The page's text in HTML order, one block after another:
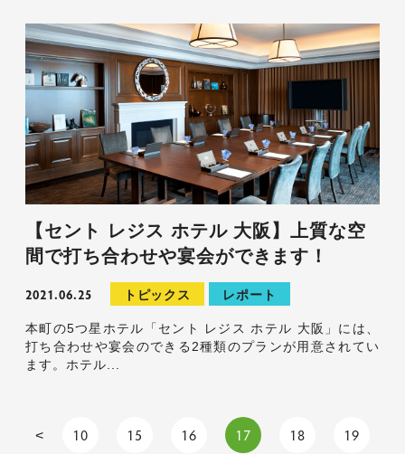
【セント レジス ホテル 大阪】上質な空
間で打ち合わせや宴会ができます！
2021.06.25 トピックス レポート
本町の5つ星ホテル「セント レジス ホテル 大阪」には、
打ち合わせや宴会のできる2種類のプランが用意されてい
ます。ホテル...
< 10 15 16 17 18 19